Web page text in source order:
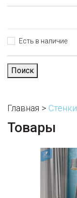
Есть в наличие
Поиск
Главная Стенки
Товары